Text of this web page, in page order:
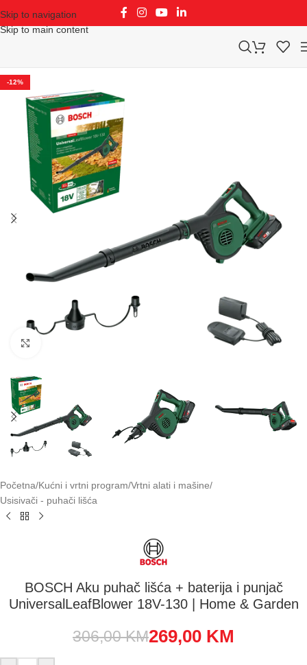
Skip to navigation
Skip to main content
-12%
Početna/Kućni i vrtni program/Vrtni alati i mašine/
Usisivači - puhači lišća
BOSCH Aku puhač lišća + baterija i punjač
UniversalLeafBlower 18V-130 | Home & Garden
306,00KM269,00 KM